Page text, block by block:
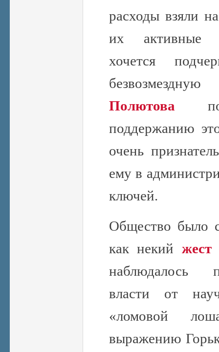
расходы взяли
их активные
хочется
Полютова по
поддержанию
очень
ему в
ключей.
Общество было
как некий жест
наблюдалось
власти от
«ломовой
выражению